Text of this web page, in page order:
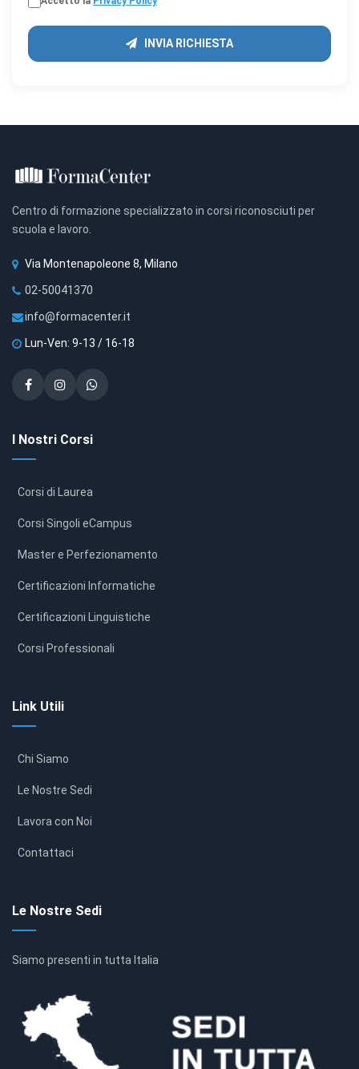
INVIA RICHIESTA
Centro di formazione specializzato in corsi riconosciuti per
scuola e lavoro.
Via Montenapoleone 8, Milano
02-50041370
info@formacenter.it
Lun-Ven: 9-13 / 16-18
I Nostri Corsi
Corsi di Laurea
Corsi Singoli eCampus
Master e Perfezionamento
Certificazioni Informatiche
Certificazioni Linguistiche
Corsi Professionali
Link Utili
Chi Siamo
Le Nostre Sedi
Lavora con Noi
Contattaci
Le Nostre Sedi
Siamo presenti in tutta Italia